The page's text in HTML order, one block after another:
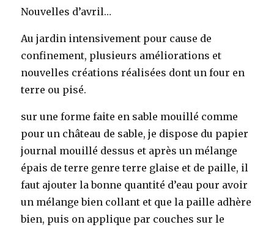
Nouvelles d’avril…
Au jardin intensivement pour cause de
confinement, plusieurs améliorations et
nouvelles créations réalisées dont un four en
terre ou pisé.
sur une forme faite en sable mouillé comme
pour un château de sable, je dispose du papier
journal mouillé dessus et après un mélange
épais de terre genre terre glaise et de paille, il
faut ajouter la bonne quantité d’eau pour avoir
un mélange bien collant et que la paille adhère
bien, puis on applique par couches sur le